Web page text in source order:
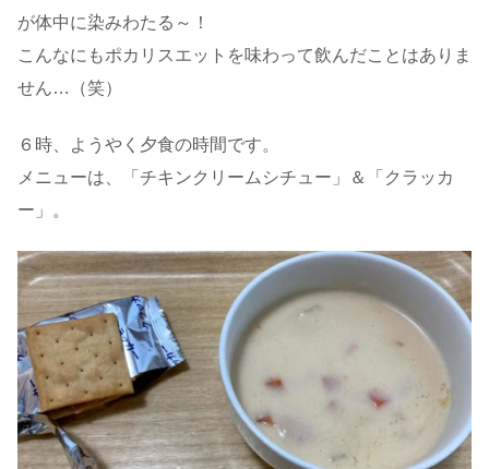
が体中に染みわたる～！
こんなにもポカリスエットを味わって飲んだことはありま
せん…（笑）
６時、ようやく夕食の時間です。
メニューは、「チキンクリームシチュー」＆「クラッカ
ー」。